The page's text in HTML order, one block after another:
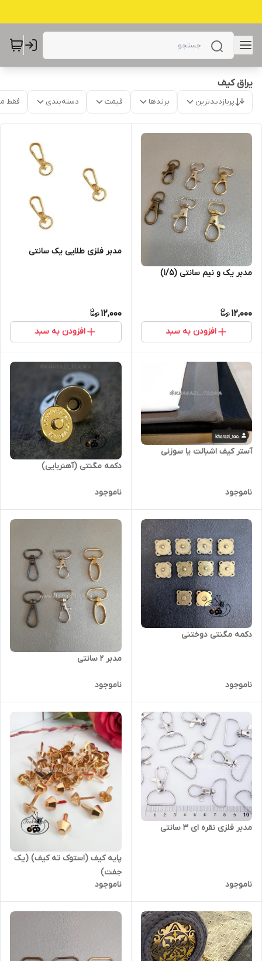
یراق کیف
پربازدیدترین برندها قیمت دسته‌بندی فقط
مدبر یک و نیم سانتی (۱/۵)
12,000
افزودن به سبد
مدبر فلزی طلایی یک سانتی
12,000
افزودن به سبد
آستر کیف اشبالت یا سوزنی
ناموجود
دکمه مگنتی (آهنربایی)
ناموجود
دکمه مگنتی دوختنی
ناموجود
مدبر ۲ سانتی
ناموجود
مدبر فلزی نقره ای ۳ سانتی
ناموجود
پایه کیف (استوک ته کیف) (یک
جفت)
ناموجود